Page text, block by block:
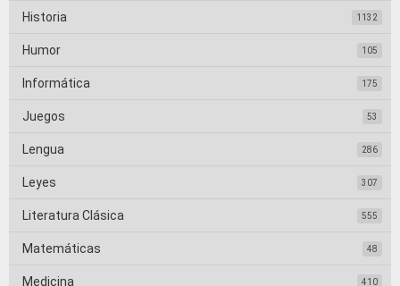
Historia 1132
Humor 105
Informática 175
Juegos 53
Lengua 286
Leyes 307
Literatura Clásica 555
Matemáticas 48
Medicina 410